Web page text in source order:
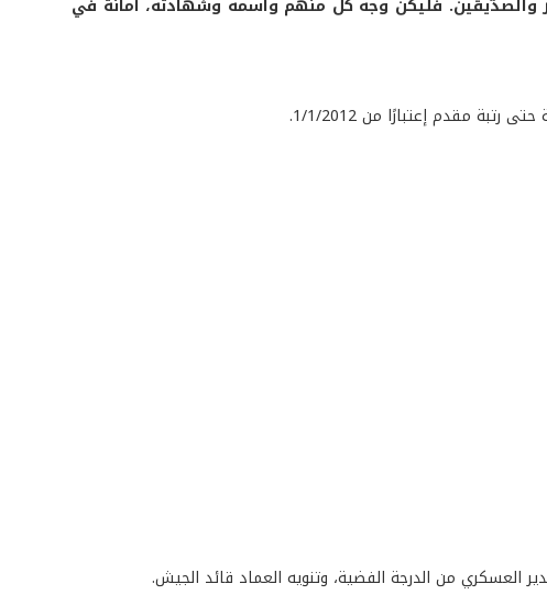
والصدّيقين. فليكن وجه كل منهم واسمه وشهادته، أمانة في
العسكري من الدرجة الفضية، وتنويه العماد قائد الجيش.